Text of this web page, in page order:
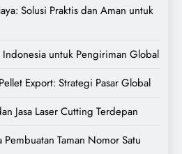
Solusi Praktis dan Aman untuk
Indonesia untuk Pengiriman Global
Export: Strategi Pasar Global
Jasa Laser Cutting Terdepan
Pembuatan Taman Nomor Satu